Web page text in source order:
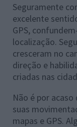
Seguramente
excelente
GPS,
localização.
cresceram no
direção e
criadas nas
Não é por acaso
suas
mapas e GPS.